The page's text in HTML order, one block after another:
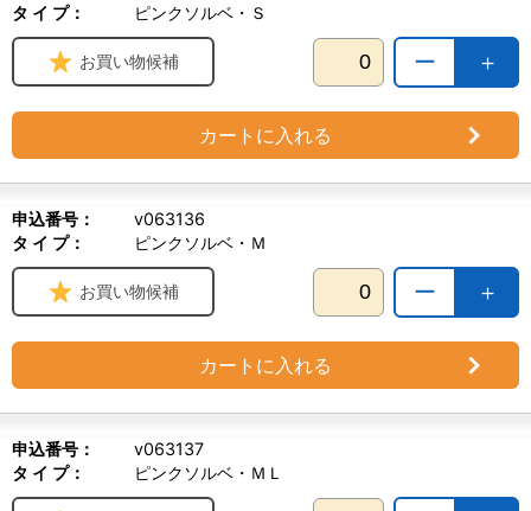
タ イ プ：
ピンクソルベ・Ｓ
＋
ー
お買い物候補
カートに入れる
申込番号：
v063136
タ イ プ：
ピンクソルベ・Ｍ
＋
ー
お買い物候補
カートに入れる
申込番号：
v063137
タ イ プ：
ピンクソルベ・ＭＬ